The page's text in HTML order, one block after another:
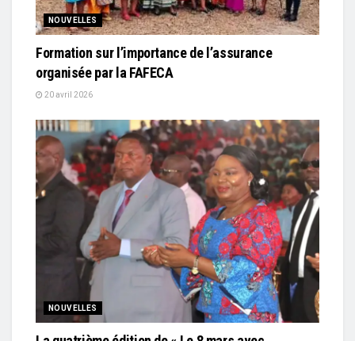
NOUVELLES
Formation sur l’importance de l’assurance
organisée par la FAFECA
20 avril 2026
NOUVELLES